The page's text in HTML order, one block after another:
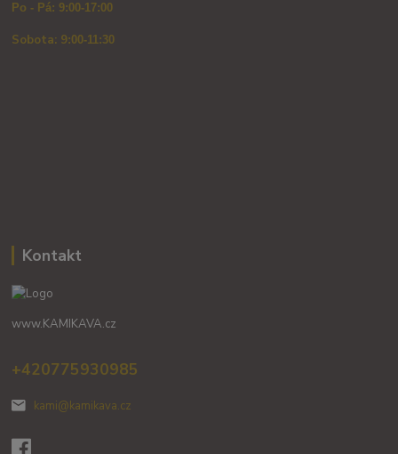
Po - Pá: 9:00-17:00
Sobota: 9:00-11:30
Kontakt
www.KAMIKAVA.cz
+420775930985
kami@kamikava.cz